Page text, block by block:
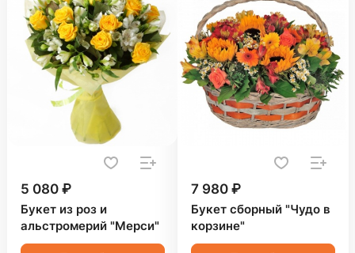
5 080 ₽
Букет из роз и
альстромерий "Мерси"
7 980 ₽
Букет сборный "Чудо в
корзине"